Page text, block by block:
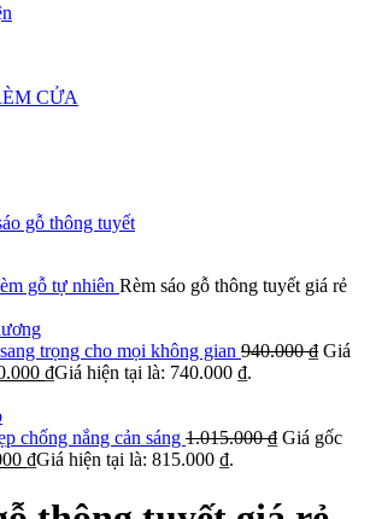
CỬA
gỗ tự nhiên Rèm sáo gỗ thông tuyết giá rẻ
trọng cho mọi không gian 940.000₫ Giá
₫Giá hiện tại là: 740.000 ₫.
chống nắng cản sáng 1.015.000₫ Giá gốc
₫Giá hiện tại là: 815.000 ₫.